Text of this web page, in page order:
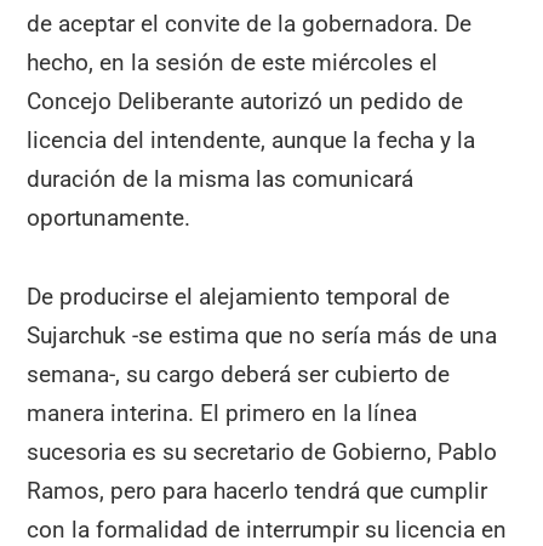
de aceptar el convite de la gobernadora. De
hecho, en la sesión de este miércoles el
Concejo Deliberante autorizó un pedido de
licencia del intendente, aunque la fecha y la
duración de la misma las comunicará
oportunamente.
De producirse el alejamiento temporal de
Sujarchuk -se estima que no sería más de una
semana-, su cargo deberá ser cubierto de
manera interina. El primero en la línea
sucesoria es su secretario de Gobierno, Pablo
Ramos, pero para hacerlo tendrá que cumplir
con la formalidad de interrumpir su licencia en